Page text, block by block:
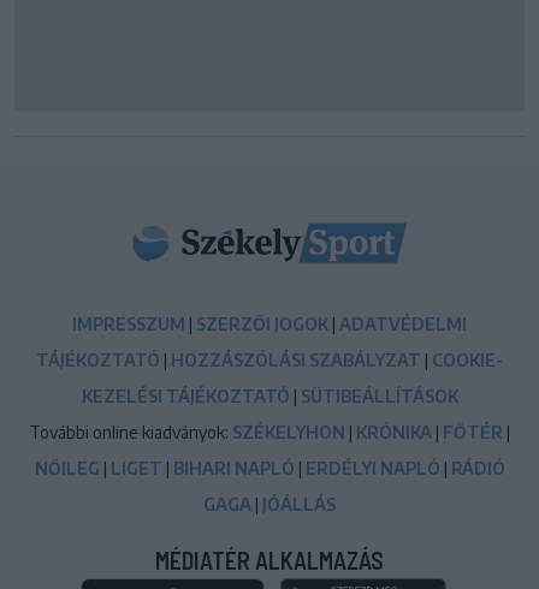
IMPRESSZUM | SZERZŐI JOGOK | ADATVÉDELMI
TÁJÉKOZTATÓ | HOZZÁSZÓLÁSI SZABÁLYZAT | COOKIE-
KEZELÉSI TÁJÉKOZTATÓ | SÜTIBEÁLLÍTÁSOK
További online kiadványok: SZÉKELYHON | KRÓNIKA | FŐTÉR |
NŐILEG | LIGET | BIHARI NAPLÓ | ERDÉLYI NAPLÓ | RÁDIÓ
GAGA | JÓÁLLÁS
MÉDIATÉR ALKALMAZÁS